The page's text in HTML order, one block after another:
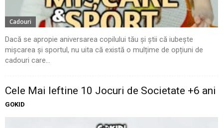
Cadouri
Dacă se apropie aniversarea copilului tău și știi că iubește
mișcarea și sportul, nu uita că există o mulțime de opțiuni de
cadouri care...
Cele Mai Ieftine 10 Jocuri de Societate +6 ani
GOKID